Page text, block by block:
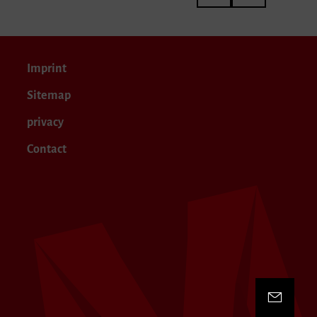
Contact
Imprint
Sitemap
privacy
Contact